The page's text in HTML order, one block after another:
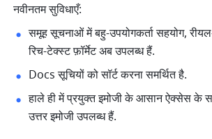
नवीनतम सुविधाएँ:
समूह सूचनाओं में बहु-उपयोगकर्ता सहयोग,
रिच-टेक्स्ट फ़ॉर्मेट अब उपलब्ध हैं.
Docs सूचियों को सॉर्ट करना समर्थित है.
हाले ही में प्रयुक्त इमोजी के आसान ऐक्सेस के
उत्तर इमोजी उपलब्ध हैं.